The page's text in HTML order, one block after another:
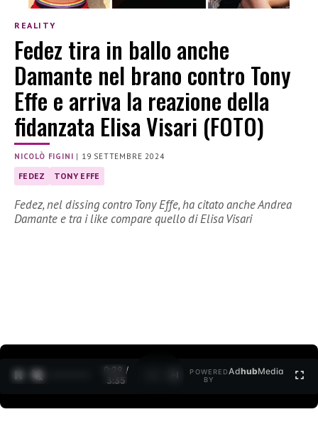
REALITY
Fedez tira in ballo anche
Damante nel brano contro Tony
Effe e arriva la reazione della
fidanzata Elisa Visari (FOTO)
NICOLÒ FIGINI | 19 SETTEMBRE 2024
FEDEZ TONY EFFE
Fedez, nel dissing contro Tony Effe, ha citato anche Andrea
Damante e tra i like compare quello di Elisa Visari
0:30 /
3:35
POWERED
BY
AdhubMedia